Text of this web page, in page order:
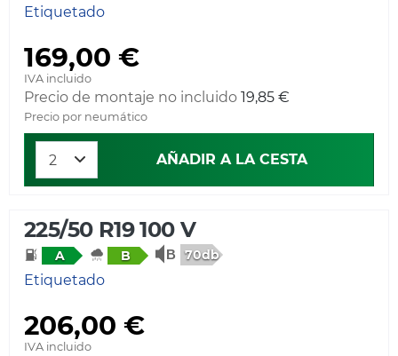
Etiquetado
169,00 €
IVA incluido
Precio de montaje no incluido 19,85 €
Precio por neumático
AÑADIR A LA CESTA
225/50 R19 100 V
A B 70db
Etiquetado
206,00 €
IVA incluido